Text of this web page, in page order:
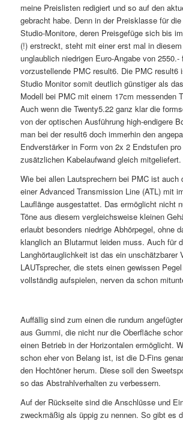
meine Preislisten redigiert und so auf den
gebracht habe. Denn in der Preisklasse für
Studio-Monitore, deren Preisgefüge sich bis
(!) erstreckt, steht mit einer erst mal in
unglaublich niedrigen Euro-Angabe von
vorzustellende PMC result6. Die PMC result6
Studio Monitor somit deutlich günstiger als
Modell bei PMC mit einem 17cm messenden
Auch wenn die Twenty5.22 ganz klar die
von der optischen Ausführung high-endigere
man bei der result6 doch immerhin den
Endverstärker in Form von 2x 2 Endstufen
zusätzlichen Kabelaufwand gleich mitgeliefert.
Wie bei allen Lautsprechern bei PMC ist auch
einer Advanced Transmission Line (ATL) mit
Lauflänge ausgestattet. Das ermöglicht nicht
Töne aus diesem vergleichsweise kleinen
erlaubt besonders niedrige Abhörpegel, ohne
klanglich an Blutarmut leiden muss. Auch für
Langhörtauglichkeit ist das ein unschätzbarer
LAUTsprecher, die stets einen gewissen
vollständig aufspielen, nerven da schon
Auffällig sind zum einen die rundum
aus Gummi, die nicht nur die Oberfläche
einen Betrieb in der Horizontalen ermöglicht.
schon eher von Belang ist, ist die D-Fins
den Hochtöner herum. Diese soll den
so das Abstrahlverhalten zu verbessern.
Auf der Rückseite sind die Anschlüsse und
zweckmäßig als üppig zu nennen. So gibt es